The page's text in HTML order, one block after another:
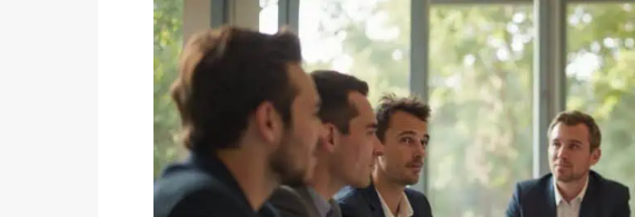
Inicio
Quiénes somos
Delegaciones